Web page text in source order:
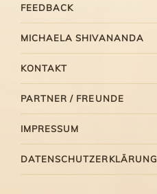
FEEDBACK
MICHAELA SHIVANANDA
KONTAKT
PARTNER / FREUNDE
IMPRESSUM
DATENSCHUTZERKLÄRUNG